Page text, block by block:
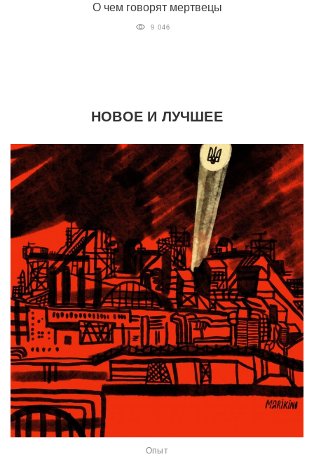
О чем говорят мертвецы
9 046
НОВОЕ И ЛУЧШЕЕ
Опыт